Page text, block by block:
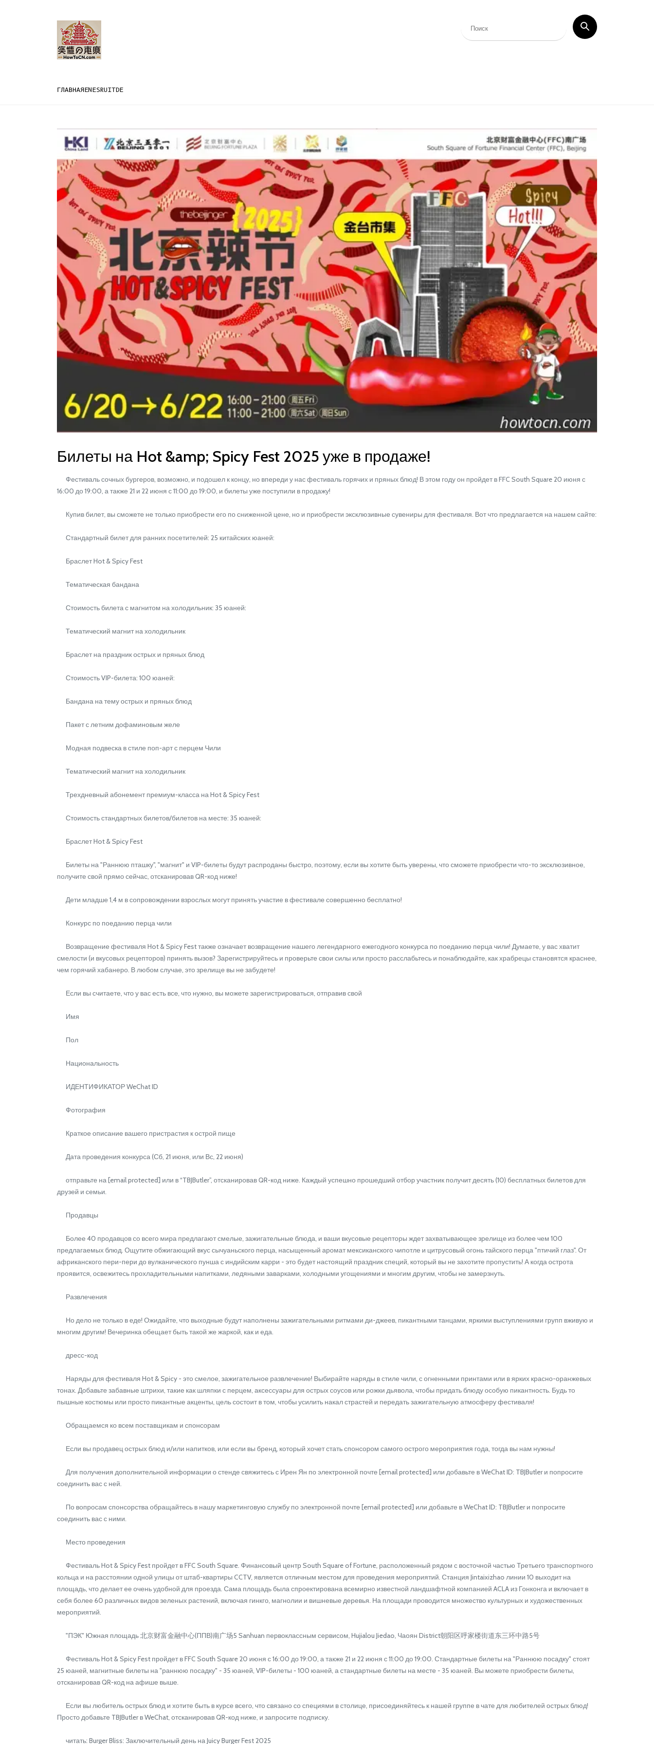
ГЛАВНАЯENESRUITDE
Билеты на Hot &amp; Spicy Fest 2025 уже в продаже!
Фестиваль сочных бургеров, возможно, и подошел к концу, но впереди у нас фестиваль горячих и пряных блюд! В этом году он пройдет в FFC South Square 20 июня с
16:00 до 19:00, а также 21 и 22 июня с 11:00 до 19:00, и билеты уже поступили в продажу!
Купив билет, вы сможете не только приобрести его по сниженной цене, но и приобрести эксклюзивные сувениры для фестиваля. Вот что предлагается на нашем сайте:
Стандартный билет для ранних посетителей: 25 китайских юаней:
Браслет Hot & Spicy Fest
Тематическая бандана
Стоимость билета с магнитом на холодильник: 35 юаней:
Тематический магнит на холодильник
Браслет на праздник острых и пряных блюд
Стоимость VIP-билета: 100 юаней:
Бандана на тему острых и пряных блюд
Пакет с летним дофаминовым желе
Модная подвеска в стиле поп-арт с перцем Чили
Тематический магнит на холодильник
Трехдневный абонемент премиум-класса на Hot & Spicy Fest
Стоимость стандартных билетов/билетов на месте: 35 юаней:
Браслет Hot & Spicy Fest
Билеты на "Раннюю пташку", "магнит" и VIP-билеты будут распроданы быстро, поэтому, если вы хотите быть уверены, что сможете приобрести что-то эксклюзивное,
получите свой прямо сейчас, отсканировав QR-код ниже!
Дети младше 1,4 м в сопровождении взрослых могут принять участие в фестивале совершенно бесплатно!
Конкурс по поеданию перца чили
Возвращение фестиваля Hot & Spicy Fest также означает возвращение нашего легендарного ежегодного конкурса по поеданию перца чили! Думаете, у вас хватит
смелости (и вкусовых рецепторов) принять вызов? Зарегистрируйтесь и проверьте свои силы или просто расслабьтесь и понаблюдайте, как храбрецы становятся краснее,
чем горячий хабанеро. В любом случае, это зрелище вы не забудете!
Если вы считаете, что у вас есть все, что нужно, вы можете зарегистрироваться, отправив свой
Имя
Пол
Национальность
ИДЕНТИФИКАТОР WeChat ID
Фотография
Краткое описание вашего пристрастия к острой пище
Дата проведения конкурса (Сб, 21 июня, или Вс, 22 июня)
отправьте на [email protected] или в “TBJButler”, отсканировав QR-код ниже. Каждый успешно прошедший отбор участник получит десять (10) бесплатных билетов для
друзей и семьи.
Продавцы
Более 40 продавцов со всего мира предлагают смелые, зажигательные блюда, и ваши вкусовые рецепторы ждет захватывающее зрелище из более чем 100
предлагаемых блюд. Ощутите обжигающий вкус сычуаньского перца, насыщенный аромат мексиканского чипотле и цитрусовый огонь тайского перца "птичий глаз". От
африканского пери-пери до вулканического пунша с индийским карри - это будет настоящий праздник специй, который вы не захотите пропустить! А когда острота
проявится, освежитесь прохладительными напитками, ледяными заварками, холодными угощениями и многим другим, чтобы не замерзнуть.
Развлечения
Но дело не только в еде! Ожидайте, что выходные будут наполнены зажигательными ритмами ди-джеев, пикантными танцами, яркими выступлениями групп вживую и
многим другим! Вечеринка обещает быть такой же жаркой, как и еда.
дресс-код
Наряды для фестиваля Hot & Spicy - это смелое, зажигательное развлечение! Выбирайте наряды в стиле чили, с огненными принтами или в ярких красно-оранжевых
тонах. Добавьте забавные штрихи, такие как шляпки с перцем, аксессуары для острых соусов или рожки дьявола, чтобы придать блюду особую пикантность. Будь то
пышные костюмы или просто пикантные акценты, цель состоит в том, чтобы усилить накал страстей и передать зажигательную атмосферу фестиваля!
Обращаемся ко всем поставщикам и спонсорам
Если вы продавец острых блюд и/или напитков, или если вы бренд, который хочет стать спонсором самого острого мероприятия года, тогда вы нам нужны!
Для получения дополнительной информации о стенде свяжитесь с Ирен Ян по электронной почте [email protected] или добавьте в WeChat ID: TBJButler и попросите
соединить вас с ней.
По вопросам спонсорства обращайтесь в нашу маркетинговую службу по электронной почте [email protected] или добавьте в WeChat ID: TBJButler и попросите
соединить вас с ними.
Место проведения
Фестиваль Hot & Spicy Fest пройдет в FFC South Square. Финансовый центр South Square of Fortune, расположенный рядом с восточной частью Третьего транспортного
кольца и на расстоянии одной улицы от штаб-квартиры CCTV, является отличным местом для проведения мероприятий. Станция Jintaixizhao линии 10 выходит на
площадь, что делает ее очень удобной для проезда. Сама площадь была спроектирована всемирно известной ландшафтной компанией ACLA из Гонконга и включает в
себя более 60 различных видов зеленых растений, включая гинкго, магнолии и вишневые деревья. На площади проводится множество культурных и художественных
мероприятий.
"ПЭК" Южная площадь 北京财富金融中心(ППВ)南广场5 Sanhuan первоклассным сервисом, Hujialou Jiedao, Чаоян District朝阳区呼家楼街道东三环中路5号
Фестиваль Hot & Spicy Fest пройдет в FFC South Square 20 июня с 16:00 до 19:00, а также 21 и 22 июня с 11:00 до 19:00. Стандартные билеты на "Раннюю посадку" стоят
25 юаней, магнитные билеты на "раннюю посадку" - 35 юаней, VIP-билеты - 100 юаней, а стандартные билеты на месте - 35 юаней. Вы можете приобрести билеты,
отсканировав QR-код на афише выше.
Если вы любитель острых блюд и хотите быть в курсе всего, что связано со специями в столице, присоединяйтесь к нашей группе в чате для любителей острых блюд!
Просто добавьте TBJButler в WeChat, отсканировав QR-код ниже, и запросите подписку.
читать: Burger Bliss: Заключительный день на Juicy Burger Fest 2025